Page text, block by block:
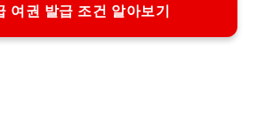
여권 발급 조건 알아보기